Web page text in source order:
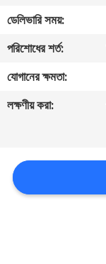
নিয়ন্ত্রণ
যোগাযোগ
করুন
জন্য
আবেদন
ডেলিভারি সময়:
পরিশোধের শর্ত:
যোগানের ক্ষমতা:
লক্ষণীয় করা: